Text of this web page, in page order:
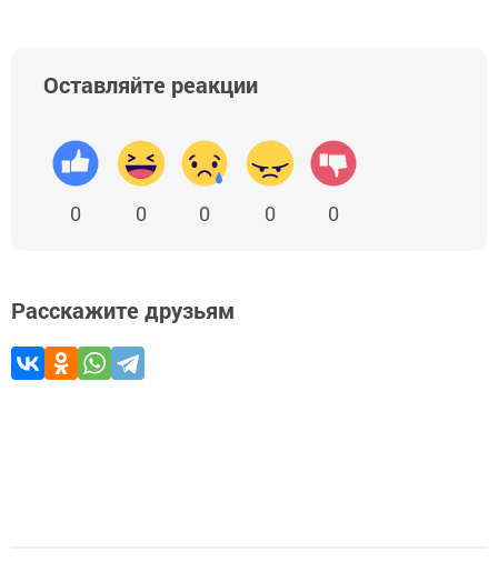
Оставляйте реакции
0 0 0 0 0
Расскажите друзьям